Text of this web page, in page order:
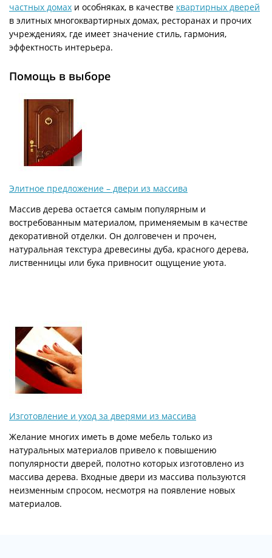
частных домах и особняках, в качестве квартирных дверей
в элитных многоквартирных домах, ресторанах и прочих
учреждениях, где имеет значение стиль, гармония,
эффектность интерьера.
Помощь в выборе
Элитное предложение – двери из массива
Массив дерева остается самым популярным и
востребованным материалом, применяемым в качестве
декоративной отделки. Он долговечен и прочен,
натуральная текстура древесины дуба, красного дерева,
лиственницы или бука привносит ощущение уюта.
Изготовление и уход за дверями из массива
Желание многих иметь в доме мебель только из
натуральных материалов привело к повышению
популярности дверей, полотно которых изготовлено из
массива дерева. Входные двери из массива пользуются
неизменным спросом, несмотря на появление новых
материалов.